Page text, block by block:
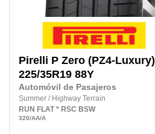
Pirelli P Zero (PZ4-Luxury)
225/35R19 88Y
Automóvil de Pasajeros
Summer / Highway Terrain
RUN FLAT * RSC BSW
320/AA/A